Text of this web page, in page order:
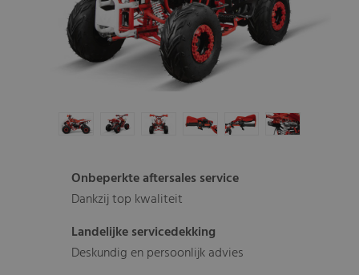
Onbeperkte aftersales service
Dankzij top kwaliteit
Landelijke servicedekking
Deskundig en persoonlijk advies